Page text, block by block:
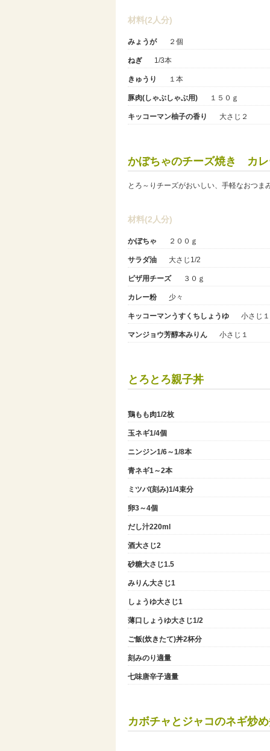
材料(2人分)
みょうが ２個
ねぎ 1/3本
きゅうり １本
豚肉(しゃぶしゃぶ用) １５０ｇ
キッコーマン柚子の香り 大さじ２
かぼちゃのチーズ焼き カレ
とろ～りチーズがおいしい、手軽なおつま
材料(2人分)
かぼちゃ ２００ｇ
サラダ油 大さじ1/2
ピザ用チーズ ３０ｇ
カレー粉 少々
キッコーマンうすくちしょうゆ 小さじ１
マンジョウ芳醇本みりん 小さじ１
とろとろ親子丼
鶏もも肉1/2枚
玉ネギ1/4個
ニンジン1/6～1/8本
青ネギ1～2本
ミツバ(刻み)1/4束分
卵3～4個
だし汁220ml
酒大さじ2
砂糖大さじ1.5
みりん大さじ1
しょうゆ大さじ1
薄口しょうゆ大さじ1/2
ご飯(炊きたて)丼2杯分
刻みのり適量
七味唐辛子適量
カボチャとジャコのネギ炒